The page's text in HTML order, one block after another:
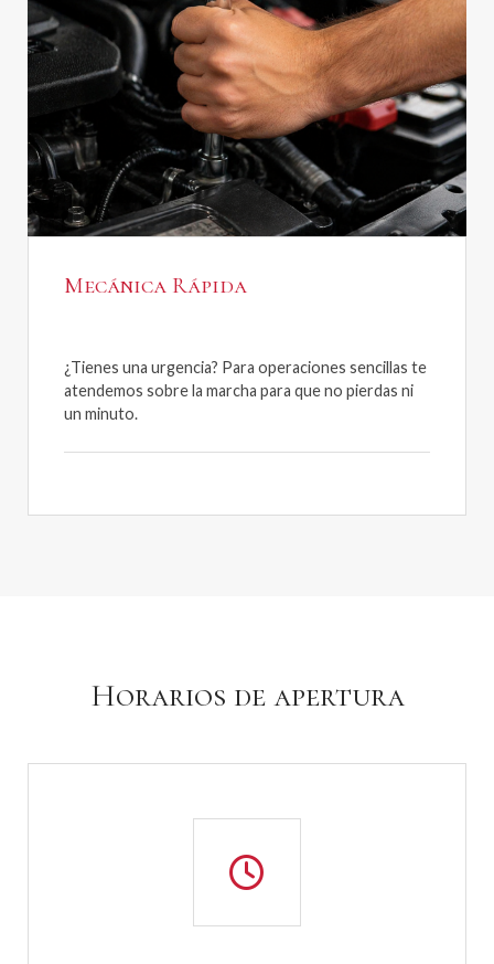
Mecánica Rápida
¿Tienes una urgencia? Para operaciones sencillas te
atendemos sobre la marcha para que no pierdas ni
un minuto.
Horarios de apertura